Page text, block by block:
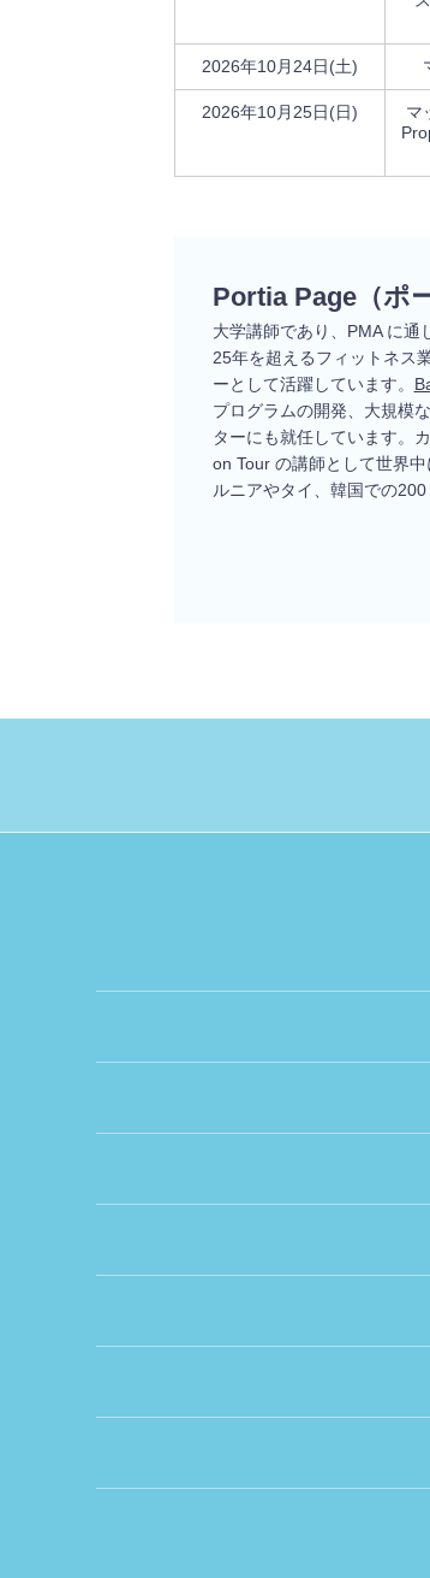
2026年10月24日(土)
2026年10月25日(日)
マ
Portia Page（ポ
大学講師であり、PMA に通
25年を超えるフィットネス
ーとして活躍しています。
プログラムの開発、大規模
ターにも就任しています。
on Tour の講師として世界
ルニアやタイ、韓国での